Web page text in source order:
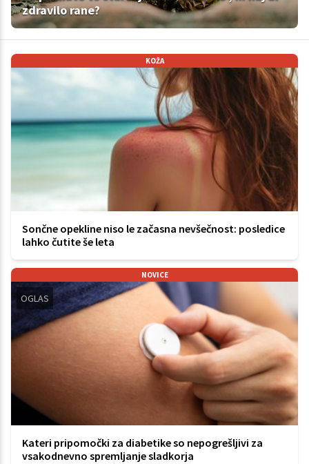
zdravilo rane?
KOŽA
Sončne opekline niso le začasna nevšečnost: posledice
lahko čutite še leta
NOVICE
OGLAS
Kateri pripomočki za diabetike so nepogrešljivi za
vsakodnevno spremljanje sladkorja